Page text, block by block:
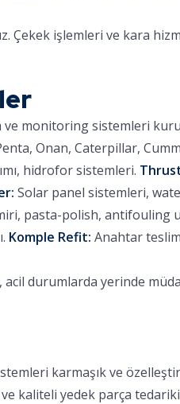
Çekek işlemleri ve kara
ve monitoring sistemleri
Onan, Caterpillar,
hidrofor sistemleri.
Solar panel sistemleri,
pasta-polish, antifouling
Komple Refit: Anahtar
durumlarda yerinde
karmaşık ve
kaliteli yedek parça